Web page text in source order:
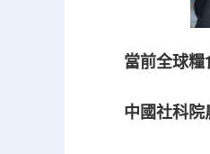
當前全球糧
中國社科院